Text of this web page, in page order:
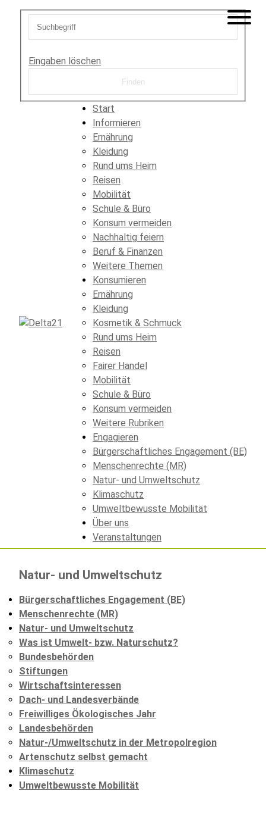
Eingaben löschen
Start
Informieren
Ernährung
Kleidung
Rund ums Heim
Reisen
Mobilität
Schule & Büro
Konsum vermeiden
Nachhaltig feiern
Beruf & Finanzen
Weitere Themen
Konsumieren
Ernährung
Kleidung
Kosmetik & Schmuck
Rund ums Heim
Reisen
Fairer Handel
Mobilität
Schule & Büro
Konsum vermeiden
Weitere Rubriken
Engagieren
Bürgerschaftliches Engagement (BE)
Menschenrechte (MR)
Natur- und Umweltschutz
Klimaschutz
Umweltbewusste Mobilität
Über uns
Veranstaltungen
Natur- und Umweltschutz
Bürgerschaftliches Engagement (BE)
Menschenrechte (MR)
Natur- und Umweltschutz
Was ist Umwelt- bzw. Naturschutz?
Bundesbehörden
Stiftungen
Wirtschaftsinteressen
Dach- und Landesverbände
Freiwilliges Ökologisches Jahr
Landesbehörden
Natur-/Umweltschutz in der Metropolregion
Artenschutz selbst gemacht
Klimaschutz
Umweltbewusste Mobilität